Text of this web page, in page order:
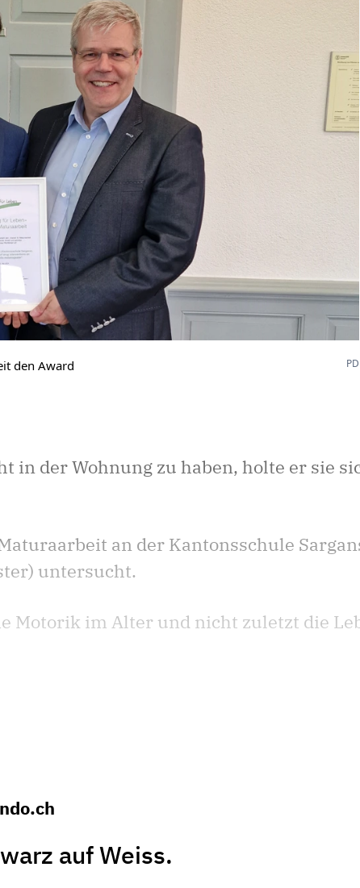
den Award
PD
in der Wohnung zu haben, holte er sie
an der Kantonsschule
untersucht.
Motorik im Alter und nicht zuletzt die
auf Weiss.